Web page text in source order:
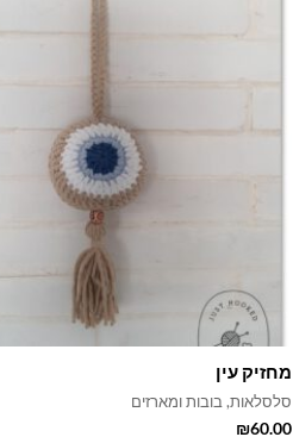
מחזיק עין
סלסלאות, בובות ומארזים
₪60.00